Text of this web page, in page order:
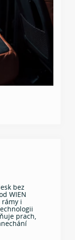
bez
WIEN
rámy i
prach,